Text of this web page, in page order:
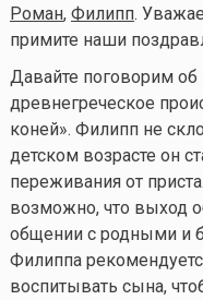
Роман, Филипп.
примите наши
Давайте поговорим
древнегреческое
коней». Филипп не
детском возрасте он
переживания от
возможно, что выход
общении с родными и
Филиппа
воспитывать сына,